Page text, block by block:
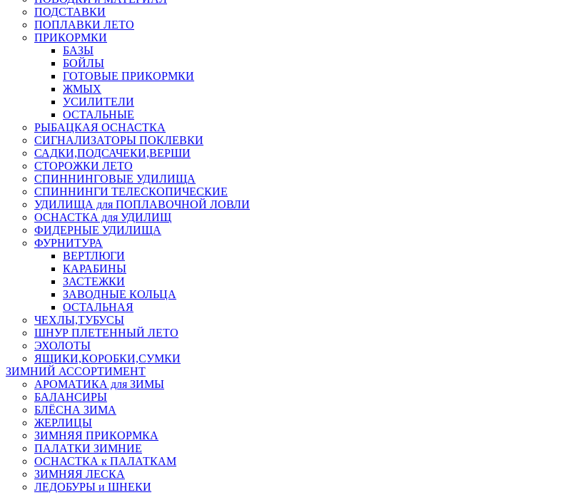
ПОДСТАВКИ
ПОПЛАВКИ ЛЕТО
ПРИКОРМКИ
БАЗЫ
БОЙЛЫ
ГОТОВЫЕ ПРИКОРМКИ
ЖМЫХ
УСИЛИТЕЛИ
ОСТАЛЬНЫЕ
РЫБАЦКАЯ ОСНАСТКА
СИГНАЛИЗАТОРЫ ПОКЛЕВКИ
САДКИ,ПОДСАЧЕКИ,ВЕРШИ
СТОРОЖКИ ЛЕТО
СПИННИНГОВЫЕ УДИЛИЩА
СПИННИНГИ ТЕЛЕСКОПИЧЕСКИЕ
УДИЛИЩА для ПОПЛАВОЧНОЙ ЛОВЛИ
ОСНАСТКА для УДИЛИЩ
ФИДЕРНЫЕ УДИЛИЩА
ФУРНИТУРА
ВЕРТЛЮГИ
КАРАБИНЫ
ЗАСТЕЖКИ
ЗАВОДНЫЕ КОЛЬЦА
ОСТАЛЬНАЯ
ЧЕХЛЫ,ТУБУСЫ
ШНУР ПЛЕТЕННЫЙ ЛЕТО
ЭХОЛОТЫ
ЯЩИКИ,КОРОБКИ,СУМКИ
ЗИМНИЙ АССОРТИМЕНТ
АРОМАТИКА для ЗИМЫ
БАЛАНСИРЫ
БЛЁСНА ЗИМА
ЖЕРЛИЦЫ
ЗИМНЯЯ ПРИКОРМКА
ПАЛАТКИ ЗИМНИЕ
ОСНАСТКА к ПАЛАТКАМ
ЗИМНЯЯ ЛЕСКА
ЛЕДОБУРЫ и ШНЕКИ